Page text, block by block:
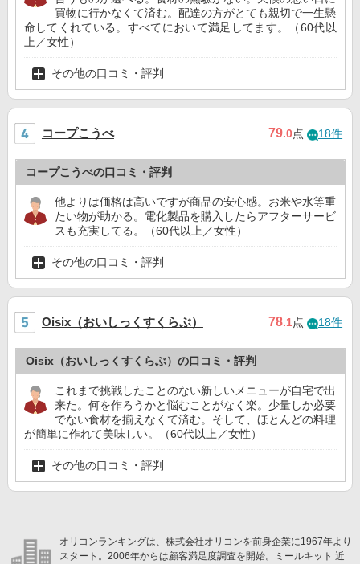
買物に行かなくて済む。配達の方がとても親切で一生懸
命してくれている。すべてにおいて満足してます。（60代以
上／女性）
その他の口コミ・評判
コープこうべ 79.0点 18件
コープこうべの口コミ・評判
他よりは価格は高いですが商品の安心感。お米や水等重
たい物が助かる。電化製品を購入したらアフターサービ
スも充実してる。（60代以上／女性）
その他の口コミ・評判
Oisix（おいしっくすくらぶ） 78.1点 18件
Oisix（おいしっくすくらぶ）の口コミ・評判
これまで挑戦したことのない新しいメニューが自宅で出
来た。何を作ろうかと悩むことがなく楽。少量しか必要
でない食材を揃えなくて済む。そして、ほとんどの料理
が簡単に作れて美味しい。（60代以上／女性）
その他の口コミ・評判
オリコンランキングは、株式会社オリコンを前身企業に1967年より
スタート。2006年からは顧客満足度調査を開始。ミールキット 近